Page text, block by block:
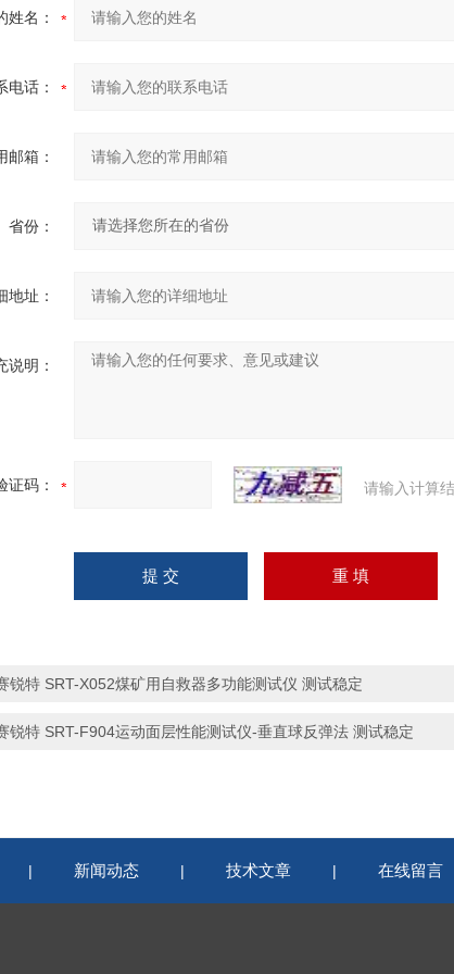
姓名：
电话：
邮箱：
省份：
地址：
说明：
证码： 请输入计算
锐特 SRT-X052煤矿用自救器多功能测试仪 测试稳定
锐特 SRT-F904运动面层性能测试仪-垂直球反弹法 测试稳定
| 新闻动态 | 技术文章 | 在线留言